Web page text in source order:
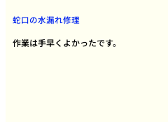
蛇口の水漏れ修理
作業は手早くよかったです。